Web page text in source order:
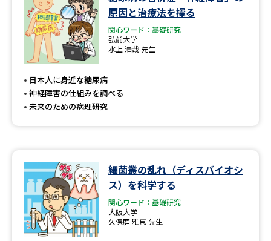
学問のミニ講義「夢ナビ講義」 学問分野解説
学問の教科書 夢ナビライブ
Ｑ＆Ａ よくあるご質問
テレメール
お支払いサイト
個人情報取扱規定
特定商取引表記
テレメール進学カタログ
訂正のご案内
原因と治療法を探る
関心ワード：基礎研究
弘前大学
水上 浩哉 先生
日本人に身近な糖尿病
神経障害の仕組みを調べる
未来のための病理研究
細菌叢の乱れ（ディスバイオシ
ス）を科学する
関心ワード：基礎研究
大阪大学
久保庭 雅恵 先生